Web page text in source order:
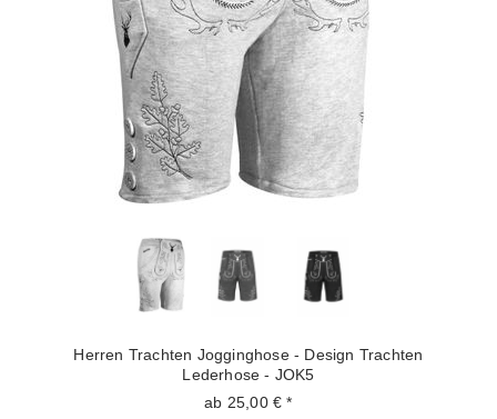
Herren Trachten Jogginghose - Design Trachten
Lederhose - JOK5
ab 25,00 € *